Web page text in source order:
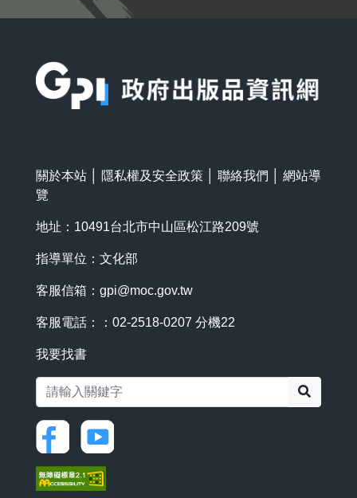
關於本站 隱私權及安全政策 聯絡我們
網站導
覽
地址：10491台北市中山區松江路209號
指導單位：文化部
客服信箱： gpi@moc.gov.tw
客服電話：：02-2518-0207 分機22
我要找書